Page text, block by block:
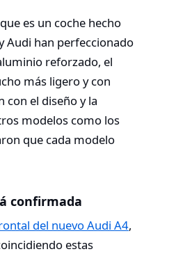
es un coche hecho
Audi han perfeccionado
reforzado, el
más ligero y con
con el diseño y la
modelos como los
que cada modelo
confirmada
del nuevo Audi A4,
estas